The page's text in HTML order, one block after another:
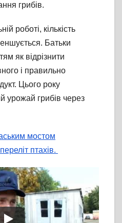
грибів.
роботі, кількість
Батьки
як відрізнити
і правильно
Цього року
урожай грибів через
мостом
птахів.